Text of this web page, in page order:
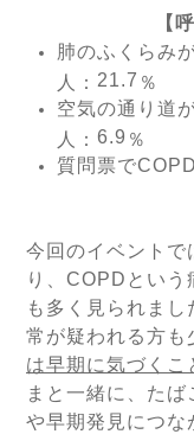
【
肺のふくらみ
人： 21.7 ％
空気の通り道
人： 6.9 ％
質問票でCOPD
今回のイベントで
り、 COPD という
も多く見られま
常が疑われる方も
は早期に気づくこ
まと一緒に、た
や早期発見につな